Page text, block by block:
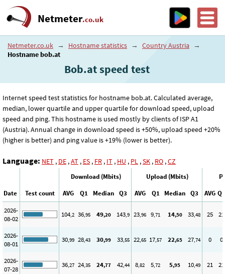
Netmeter.co.uk
Netmeter.co.uk → Hostname statistics → Country Austria →
Hostname bob.at
Bob.at speed test
Internet speed test statistics for hostname bob.at. Calculated average,
median, lower quartile and upper quartile for download speed, upload
speed and ping. This hostname is used mostly by clients of ISP A1
(Austria). Annual change in download speed is +50%, upload speed +20%
(higher is better) and ping value is +19% (lower is better).
Language: NET , DE ,AT , ES , FR , IT , HU , PL ,SK , RO ,CZ
Download (Mbits) Upload (Mbits)
Date
Test count AVG Q1 Median Q3 AVG Q1 Median Q3 AVG Q1
2026-
08-02
104,2 36,95 49,20 143,9 23,96 9,71 14,50 33,48 25 21
2026-
08-01
30,99 28,43 30,99 33,55 22,65 17,57 22,65 27,74 0 0
2026-
07-28
36,27 24,35 24,77 42,44 8,82 5,72 5,95 10,49 21 21